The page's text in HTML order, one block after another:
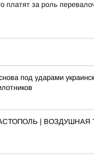
платят за роль
под ударами
| ВОЗДУШНАЯ